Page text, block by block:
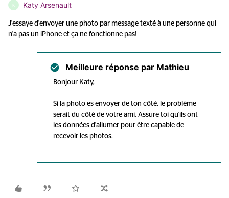
K Katy Arsenault
J'essaye d'envoyer une photo par message texté à une personne qui
n'a pas un iPhone et ça ne fonctionne pas!
Meilleure réponse par Mathieu
Bonjour Katy,
Si la photo es envoyer de ton côté, le problème
serait du côté de votre ami. Assure toi qu'ils ont
les données d'allumer pour être capable de
recevoir les photos.